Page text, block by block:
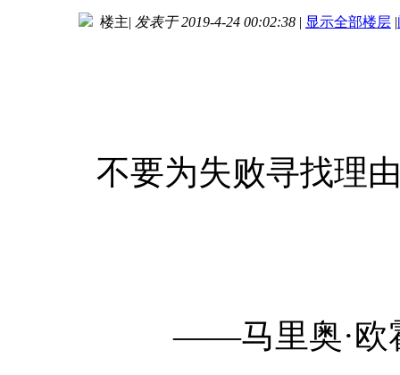
楼主| 发表于 2019-4-24 00:02:38 | 显示全部楼层 |
不要为失败寻找理
——马里奥·欧